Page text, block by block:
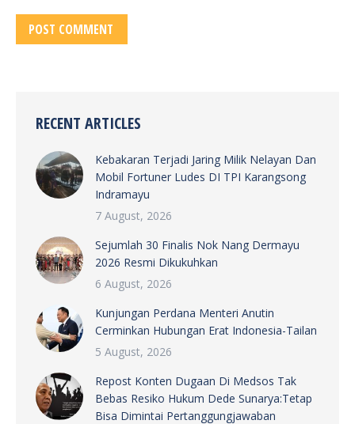
POST COMMENT
RECENT ARTICLES
Kebakaran Terjadi Jaring Milik Nelayan Dan
Mobil Fortuner Ludes DI TPI Karangsong
Indramayu
7 August, 2026
Sejumlah 30 Finalis Nok Nang Dermayu
2026 Resmi Dikukuhkan
6 August, 2026
Kunjungan Perdana Menteri Anutin
Cerminkan Hubungan Erat Indonesia-Tailan
5 August, 2026
Repost Konten Dugaan Di Medsos Tak
Bebas Resiko Hukum Dede Sunarya:Tetap
Bisa Dimintai Pertanggungjawaban